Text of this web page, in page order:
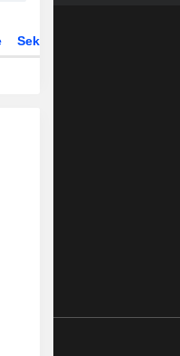
Sektor